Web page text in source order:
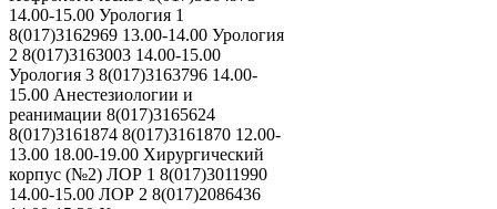
14.00-15.00 Урология 1
8(017)3162969 13.00-14.00 Урология
2 8(017)3163003 14.00-15.00
Урология 3 8(017)3163796 14.00-
15.00 Анестезиологии и
реанимации 8(017)3165624
8(017)3161874 8(017)3161870 12.00-
13.00 18.00-19.00 Хирургический
корпус (№2) ЛОР 1 8(017)3011990
14.00-15.00 ЛОР 2 8(017)2086436